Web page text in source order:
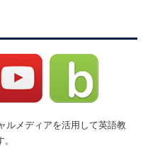
ルメディアを活用して英語教